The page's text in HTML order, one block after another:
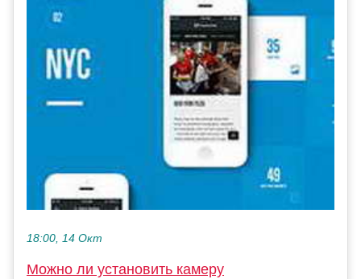
18:00, 14 Окт
Можно ли установить камеру